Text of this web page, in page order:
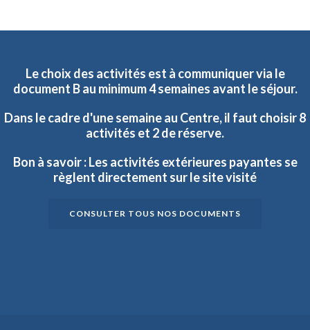
Le choix des activités est à communiquervia le
document B au minimum4 semaines avant le séjour.
Dans lecadred'unesemaineau Centre,il faut choisir8
activités et 2deréserve.
Bon à savoir : Les activités extérieures payantes se
règlent directement surlesitevisité
CONSULTER TOUS NOS DOCUMENTS